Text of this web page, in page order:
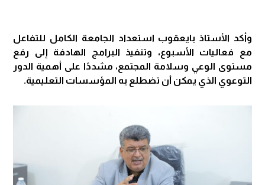
وأكد الأستاذ بايعقوب استعداد الجامعة الكامل للتفاعل
مع فعاليات الأسبوع، وتنفيذ البرامج الهادفة إلى رفع
مستوى الوعي وسلامة المجتمع، مشددًا على أهمية الدور
التوعوي الذي يمكن أن تضطلع به المؤسسات التعليمية.